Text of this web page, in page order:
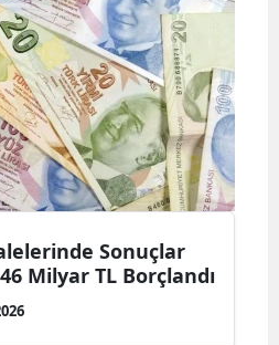
Sonuçlar
Milyar TL Borçlandı